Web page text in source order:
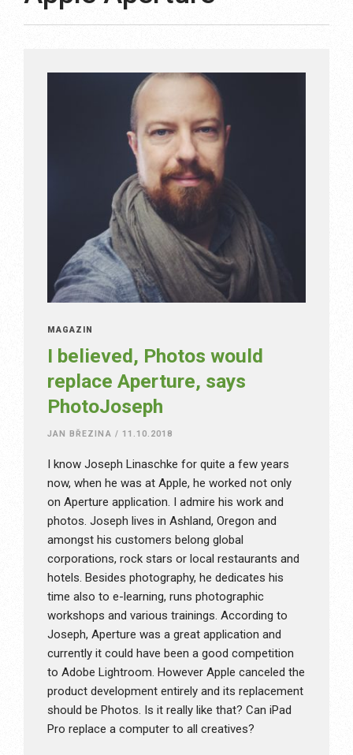
MAGAZÍN
I believed, Photos would
replace Aperture, says
PhotoJoseph
JAN BŘEZINA / 11.10.2018
I know Joseph Linaschke for quite a few years
now, when he was at Apple, he worked not only
on Aperture application. I admire his work and
photos. Joseph lives in Ashland, Oregon and
amongst his customers belong global
corporations, rock stars or local restaurants and
hotels. Besides photography, he dedicates his
time also to e-learning, runs photographic
workshops and various trainings. According to
Joseph, Aperture was a great application and
currently it could have been a good competition
to Adobe Lightroom. However Apple canceled the
product development entirely and its replacement
should be Photos. Is it really like that? Can iPad
Pro replace a computer to all creatives?